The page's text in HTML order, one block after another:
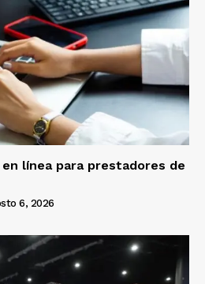
línea para prestadores de
6, 2026